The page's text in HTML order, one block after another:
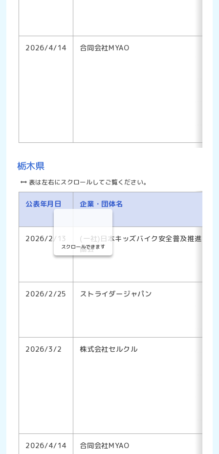
2026/4/14 合同会社MYAO
栃木県
表は左右にスクロールしてご覧ください。
公表年月日 企業・団体名
2026/2/13
(一社)日本キッズバイク安全普及推進
協会
2026/2/25 ストライダージャパン
2026/3/2 株式会社セルクル
2026/4/14 合同会社MYAO
スクロールできます